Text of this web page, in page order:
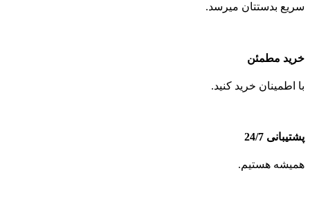
سریع بدستتان میرسد.
خرید مطمئن
با اطمینان خرید کنید.
پشتیبانی 24/7
همیشه هستیم.